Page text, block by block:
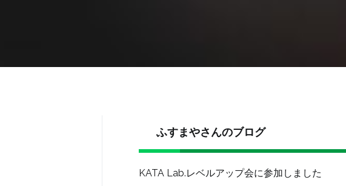
ふすまやさんのブログ
KATA Lab.レベルアップ会に参加しました